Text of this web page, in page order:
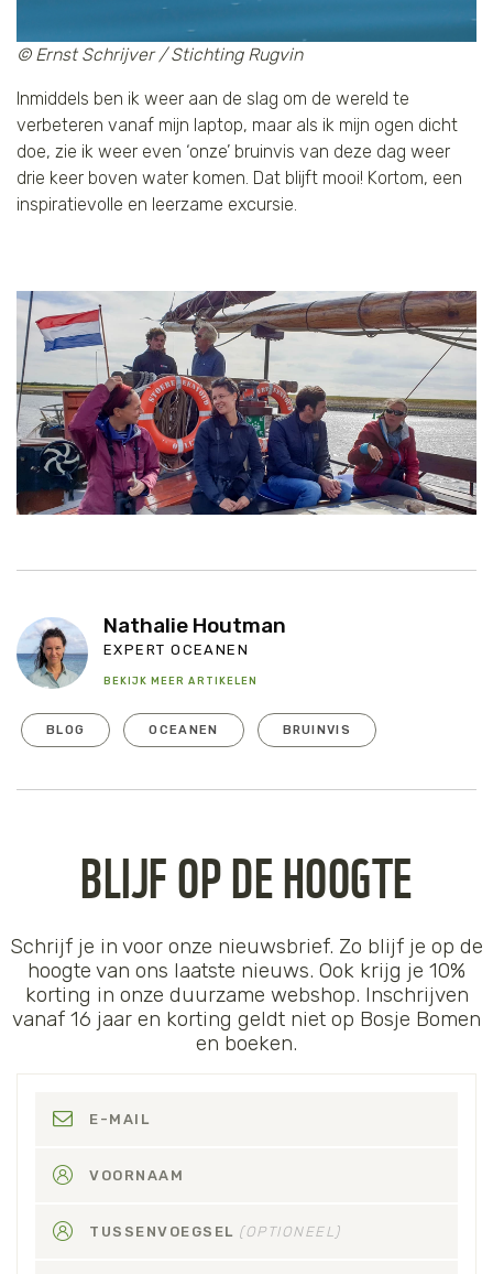
© Ernst Schrijver / Stichting Rugvin
Inmiddels ben ik weer aan de slag om de wereld te
verbeteren vanaf mijn laptop, maar als ik mijn ogen dicht
doe, zie ik weer even ‘onze’ bruinvis van deze dag weer
drie keer boven water komen. Dat blijft mooi! Kortom, een
inspiratievolle en leerzame excursie.
Nathalie Houtman
EXPERT OCEANEN
BEKIJK MEER ARTIKELEN
BLOG OCEANEN BRUINVIS
BLIJF OP DE HOOGTE
Schrijf je in voor onze nieuwsbrief. Zo blijf je op de
hoogte van ons laatste nieuws. Ook krijg je 10%
korting in onze duurzame webshop. Inschrijven
vanaf 16 jaar en korting geldt niet op Bosje Bomen
en boeken.
E-MAIL
VOORNAAM
TUSSENVOEGSEL (OPTIONEEL)